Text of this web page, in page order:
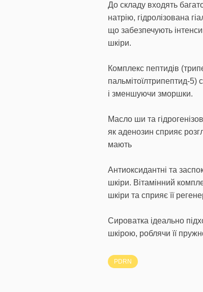
До складу входять
натрію, гідролізована
що забезпечують
шкіри.
Комплекс пептидів
пальмітоїлтрипептид-5)
і зменшуючи зморшки.
Масло ши та
як аденозин сприяє
мають
Антиоксидантні та
шкіри. Вітамінний
шкіри та сприяє її
Сироватка ідеально
шкірою, роблячи її
PDRN